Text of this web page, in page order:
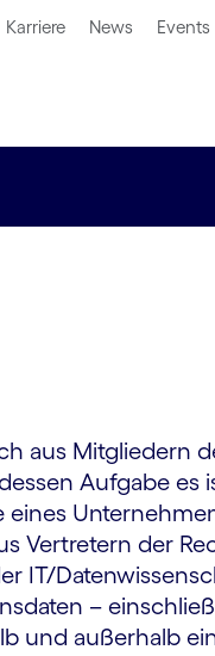
Karriere News Events
aus Mitgliedern
Aufgabe es
Vertretern der
IT/
–
und außerhalb